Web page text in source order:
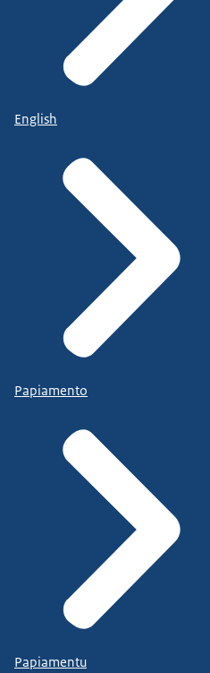
English
Papiamento
Papiamentu